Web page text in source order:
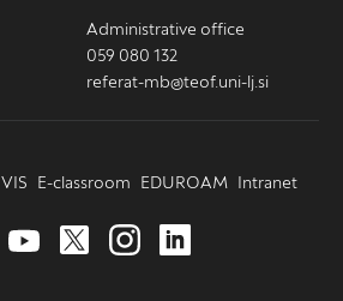
Administrative office
059 080 132
referat-mb@teof.uni-lj.si
VIS E-classroom EDUROAM Intranet